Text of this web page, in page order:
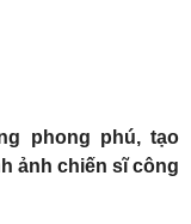
phong phú, tạo
ảnh chiến sĩ công